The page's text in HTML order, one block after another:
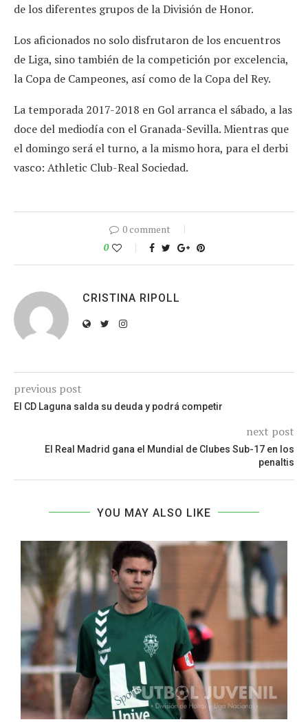
de los diferentes grupos de la División de Honor.
Los aficionados no solo disfrutaron de los encuentros
de Liga, sino también de la competición por excelencia,
la Copa de Campeones, así como de la Copa del Rey.
La temporada 2017-2018 en Gol arranca el sábado, a las
doce del mediodía con el Granada-Sevilla. Mientras que
el domingo será el turno, a la mismo hora, para el derbi
vasco: Athletic Club-Real Sociedad.
0 comment
0
CRISTINA RIPOLL
previous post
El CD Laguna salda su deuda y podrá competir
next post
El Real Madrid gana el Mundial de Clubes Sub-17 en los
penaltis
YOU MAY ALSO LIKE